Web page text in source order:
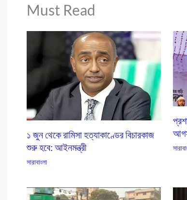
Must Read
১ জুন থেকে রামিসা হত্যাকাণ্ডের বিচারকাজ
শুরু হবে: আইনমন্ত্রী
সারাবাংলা